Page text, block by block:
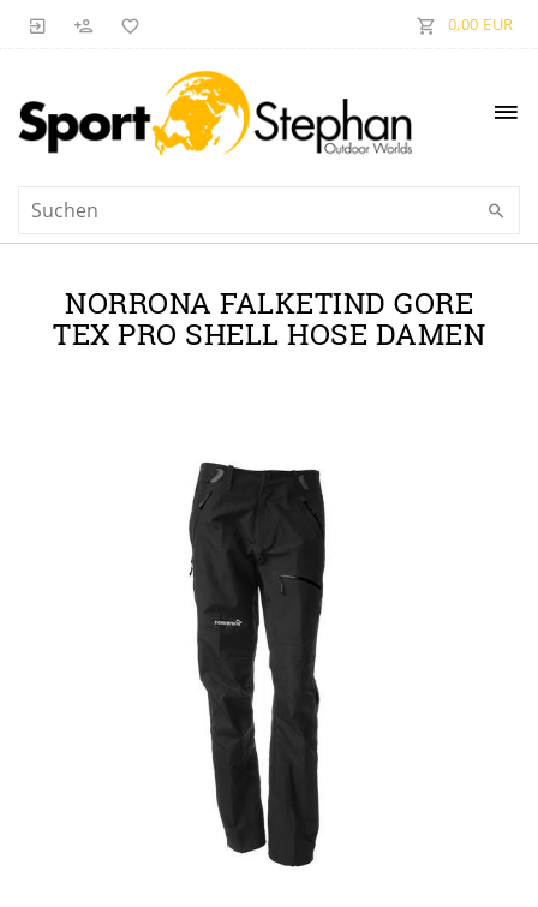
0,00 EUR
NORRONA FALKETIND GORE
TEX PRO SHELL HOSE DAMEN